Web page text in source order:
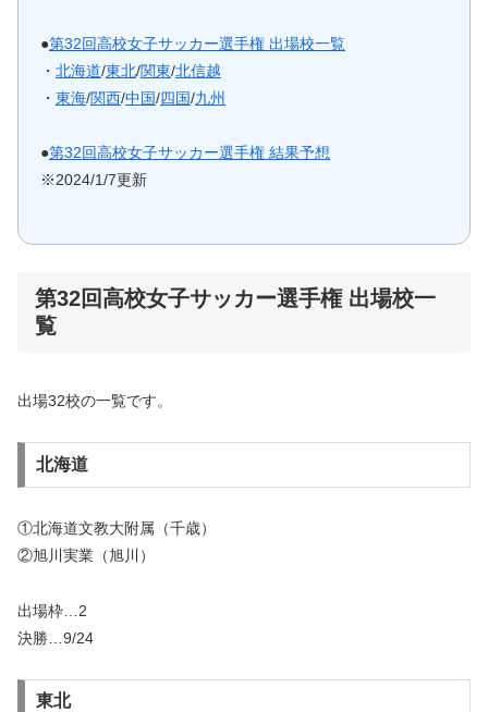
●第32回高校女子サッカー選手権 出場校一覧
・ 北海道/東北/関東/北信越
・ 東海/関西/中国/四国/九州
●第32回高校女子サッカー選手権 結果予想
※2024/1/7更新
第32回高校女子サッカー選手権 出場校一
覧
出場32校の一覧です。
北海道
①北海道文教大附属（千歳）
②旭川実業（旭川）
出場枠…2
決勝…9/24
東北